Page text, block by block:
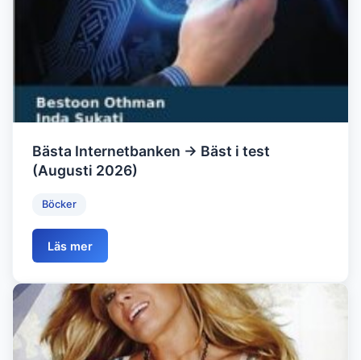
Bästa Internetbanken → Bäst i test
(Augusti 2026)
Böcker
Läs mer